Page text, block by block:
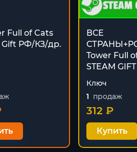
Full of Cats
Gift РФ/КЗ/др.
ВСЕ
Tower Full
STEAM GIFT
Ключ
1 продаж
312 ₽
Купить